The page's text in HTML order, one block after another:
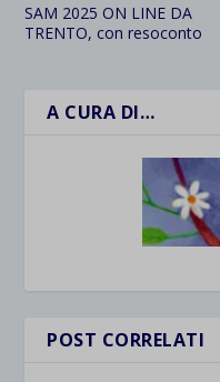
SAM 2025 ON LINE DA
TRENTO, con resoconto
A CURA DI…
POST CORRELATI